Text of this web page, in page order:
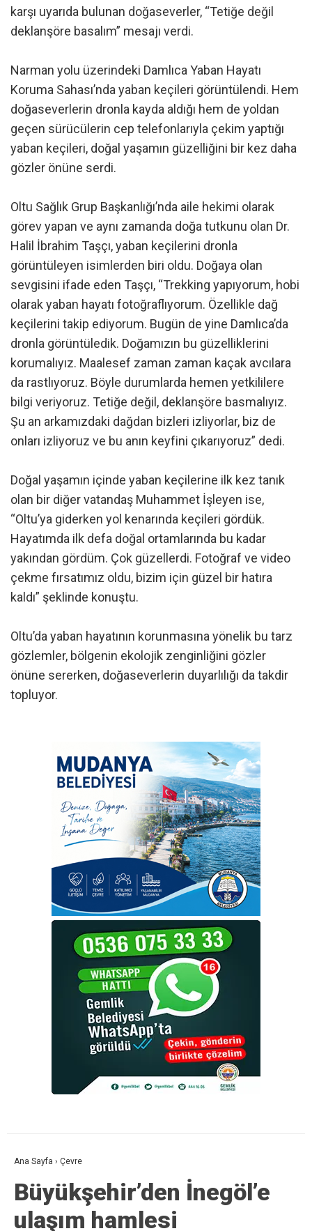
karşı uyarıda bulunan doğaseverler, “Tetiğe değil
deklanşöre basalım” mesajı verdi.
Narman yolu üzerindeki Damlıca Yaban Hayatı
Koruma Sahası’nda yaban keçileri görüntülendi. Hem
doğaseverlerin dronla kayda aldığı hem de yoldan
geçen sürücülerin cep telefonlarıyla çekim yaptığı
yaban keçileri, doğal yaşamın güzelliğini bir kez daha
gözler önüne serdi.
Oltu Sağlık Grup Başkanlığı’nda aile hekimi olarak
görev yapan ve aynı zamanda doğa tutkunu olan Dr.
Halil İbrahim Taşçı, yaban keçilerini dronla
görüntüleyen isimlerden biri oldu. Doğaya olan
sevgisini ifade eden Taşçı, “Trekking yapıyorum, hobi
olarak yaban hayatı fotoğraflıyorum. Özellikle dağ
keçilerini takip ediyorum. Bugün de yine Damlıca’da
dronla görüntüledik. Doğamızın bu güzelliklerini
korumalıyız. Maalesef zaman zaman kaçak avcılara
da rastlıyoruz. Böyle durumlarda hemen yetkililere
bilgi veriyoruz. Tetiğe değil, deklanşöre basmalıyız.
Şu an arkamızdaki dağdan bizleri izliyorlar, biz de
onları izliyoruz ve bu anın keyfini çıkarıyoruz” dedi.
Doğal yaşamın içinde yaban keçilerine ilk kez tanık
olan bir diğer vatandaş Muhammet İşleyen ise,
“Oltu’ya giderken yol kenarında keçileri gördük.
Hayatımda ilk defa doğal ortamlarında bu kadar
yakından gördüm. Çok güzellerdi. Fotoğraf ve video
çekme fırsatımız oldu, bizim için güzel bir hatıra
kaldı” şeklinde konuştu.
Oltu’da yaban hayatının korunmasına yönelik bu tarz
gözlemler, bölgenin ekolojik zenginliğini gözler
önüne sererken, doğaseverlerin duyarlılığı da takdir
topluyor.
Ana Sayfa › Çevre
Büyükşehir’den İnegöl’e
ulaşım hamlesi